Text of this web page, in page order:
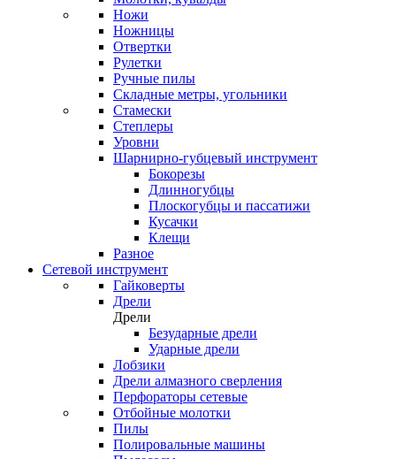
Ножи
Ножницы
Отвертки
Рулетки
Ручные пилы
Складные метры, угольники
Стамески
Степлеры
Уровни
Шарнирно-губцевый инструмент
Бокорезы
Длинногубцы
Плоскогубцы и пассатижи
Кусачки
Клещи
Разное
Сетевой инструмент
Гайковерты
Дрели
Дрели
Безударные дрели
Ударные дрели
Лобзики
Дрели алмазного сверления
Перфораторы сетевые
Отбойные молотки
Пилы
Полировальные машины